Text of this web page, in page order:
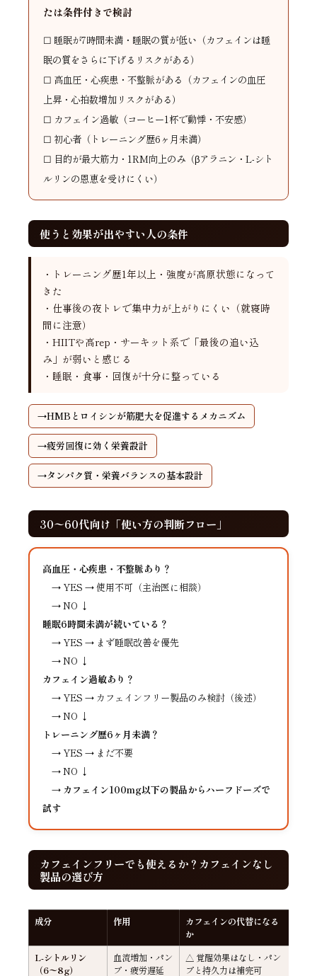
たは条件付きで検討
☐ 睡眠が7時間未満・睡眠の質が低い（カフェインは睡
眠の質をさらに下げるリスクがある）
☐ 高血圧・心疾患・不整脈がある（カフェインの血圧
上昇・心拍数増加リスクがある）
☐ カフェイン過敏（コーヒー1杯で動悸・不安感）
☐ 初心者（トレーニング歴6ヶ月未満）
☐ 目的が最大筋力・1RM向上のみ（βアラニン・L-シト
ルリンの恩恵を受けにくい）
使うと効果が出やすい人の条件
・トレーニング歴1年以上・強度が高原状態になって
きた
・仕事後の夜トレで集中力が上がりにくい（就寝時
間に注意）
・HIITや高rep・サーキット系で「最後の追い込
み」が弱いと感じる
・睡眠・食事・回復が十分に整っている
HMBとロイシンが筋肥大を促進するメカニズム
疲労回復に効く栄養設計
タンパク質・栄養バランスの基本設計
30〜60代向け「使い方の判断フロー」
高血圧・心疾患・不整脈あり？
→ YES → 使用不可（主治医に相談）
→ NO ↓
睡眠6時間未満が続いている？
→ YES → まず睡眠改善を優先
→ NO ↓
カフェイン過敏あり？
→ YES → カフェインフリー製品のみ検討（後述）
→ NO ↓
トレーニング歴6ヶ月未満？
→ YES → まだ不要
→ NO ↓
→ カフェイン100mg以下の製品からハーフドーズで
試す
カフェインフリーでも使えるか？カフェインなし
製品の選び方
成分 作用
カフェインの代替になる
か
L-シトルリン
（6〜8g）
血流増加・パン
プ・疲労遅延
△ 覚醒効果はなし・パン
プと持久力は補完可